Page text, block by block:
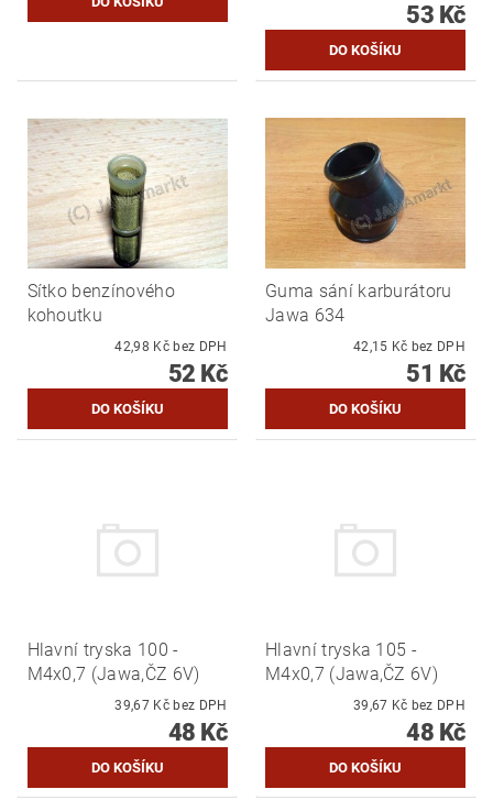
53 Kč
Sítko benzínového
kohoutku
42,98 Kč bez DPH
52 Kč
Guma sání karburátoru
Jawa 634
42,15 Kč bez DPH
51 Kč
Hlavní tryska 100 -
M4x0,7 (Jawa,ČZ 6V)
39,67 Kč bez DPH
48 Kč
Hlavní tryska 105 -
M4x0,7 (Jawa,ČZ 6V)
39,67 Kč bez DPH
48 Kč